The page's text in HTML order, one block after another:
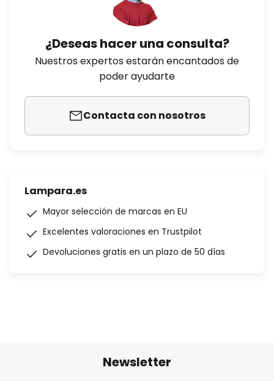
¿Deseas hacer una consulta?
Nuestros expertos estarán encantados de
poder ayudarte
Contacta con nosotros
Lampara.es
Mayor selección de marcas en EU
Excelentes valoraciones en Trustpilot
Devoluciones gratis en un plazo de 50 días
Newsletter